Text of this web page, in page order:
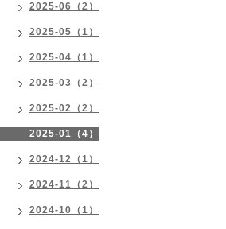
2025-06（2）
2025-05（1）
2025-04（1）
2025-03（2）
2025-02（2）
2025-01（4）
2024-12（1）
2024-11（2）
2024-10（1）